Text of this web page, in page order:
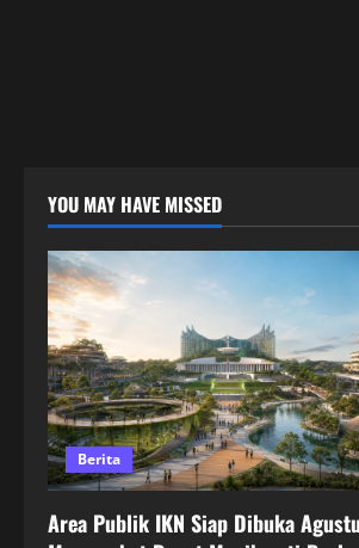
YOU MAY HAVE MISSED
Berita
Area Publik IKN Siap Dibuka